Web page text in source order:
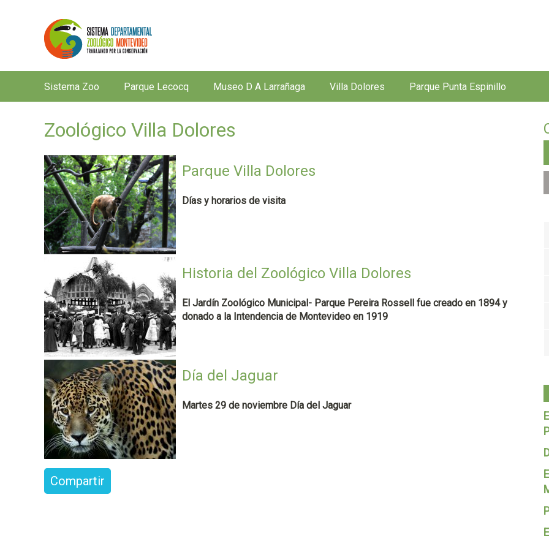
Zoológico Villa Dolores
Parque Villa Dolores
Días y horarios de visita
Historia del Zoológico Villa Dolores
El Jardín Zoológico Municipal- Parque Pereira Rossell fue creado en 1894 y
donado a la Intendencia de Montevideo en 1919
Día del Jaguar
Martes 29 de noviembre Día del Jaguar
Compartir
n
p
r
i
n
c
i
l
Sistema Zoo Parque Lecocq Museo D A Larrañaga Villa Dolores Parque Punta Espinillo